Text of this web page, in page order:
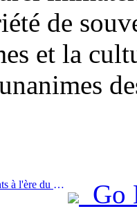
de
et la
Prev:Les défis des hôtels existants à l'ère du 2.0 : la mise à niveau est au cœur de la véritable innovation de valeur
Go